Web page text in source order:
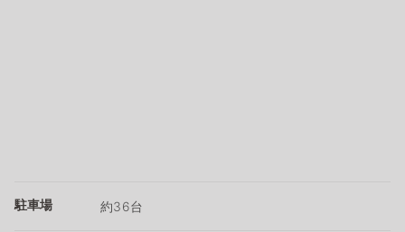
駐車場 約36台